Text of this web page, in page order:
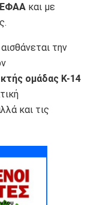
και με
αισθάνεται την
ομάδας Κ-14
και τις